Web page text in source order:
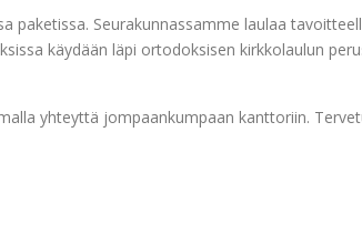
Seurakunnassamme laulaa
käydään läpi ortodoksisen kirkkolaulun
yhteyttä jompaankumpaan kanttoriin.